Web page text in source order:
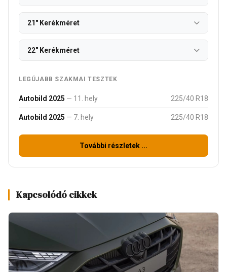
21" Kerékméret
22" Kerékméret
LEGÚJABB SZAKMAI TESZTEK
Autobild 2025 — 11. hely 225/40 R18
Autobild 2025 — 7. hely 225/40 R18
További részletek ...
Kapcsolódó cikkek